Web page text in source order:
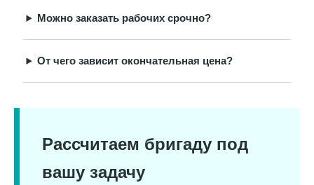
Можно заказать рабочих срочно?
От чего зависит окончательная цена?
Рассчитаем бригаду под
вашу задачу